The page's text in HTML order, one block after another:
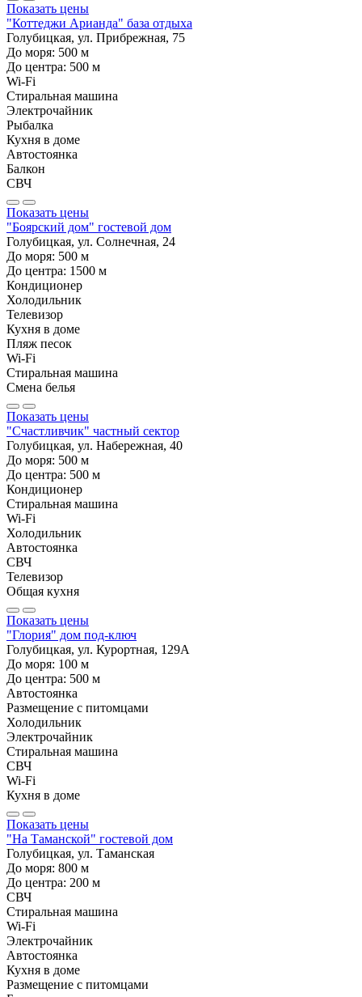
Показать цены
"Коттеджи Арианда" база отдыха
Голубицкая, ул. Прибрежная, 75
До моря: 500 м
До центра: 500 м
Wi-Fi
Стиральная машина
Электрочайник
Рыбалка
Кухня в доме
Автостоянка
Балкон
СВЧ
Показать цены
"Боярский дом" гостевой дом
Голубицкая, ул. Солнечная, 24
До моря: 500 м
До центра: 1500 м
Кондиционер
Холодильник
Телевизор
Кухня в доме
Пляж песок
Wi-Fi
Стиральная машина
Смена белья
Показать цены
"Счастливчик" частный сектор
Голубицкая, ул. Набережная, 40
До моря: 500 м
До центра: 500 м
Кондиционер
Стиральная машина
Wi-Fi
Холодильник
Автостоянка
СВЧ
Телевизор
Общая кухня
Показать цены
"Глория" дом под-ключ
Голубицкая, ул. Курортная, 129А
До моря: 100 м
До центра: 500 м
Автостоянка
Размещение с питомцами
Холодильник
Электрочайник
Стиральная машина
СВЧ
Wi-Fi
Кухня в доме
Показать цены
"На Таманской" гостевой дом
Голубицкая, ул. Таманская
До моря: 800 м
До центра: 200 м
СВЧ
Стиральная машина
Wi-Fi
Электрочайник
Автостоянка
Кухня в доме
Размещение с питомцами